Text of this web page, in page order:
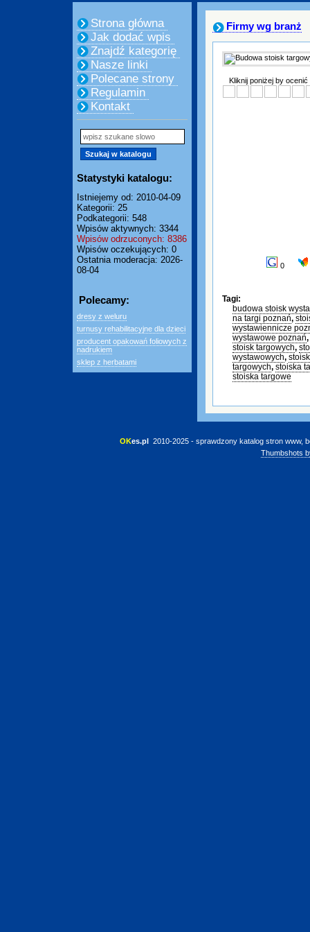
Strona główna
Jak dodać wpis
Znajdź kategorię
Nasze linki
Polecane strony
Regulamin
Kontakt
Statystyki katalogu:
Istniejemy od: 2010-04-09
Kategorii: 25
Podkategorii: 548
Wpisów aktywnych: 3344
Wpisów odrzuconych: 8386
Wpisów oczekujących: 0
Ostatnia moderacja: 2026-
08-04
Polecamy:
dresy z weluru
turnusy rehabilitacyjne dla dzieci
producent opakowań foliowych z
nadrukiem
sklep z herbatami
Firmy wg branż
Kliknij poniżej by ocenić
0
Tagi:
budowa stoisk
na targi poznań,
wystawiennicze
wystawowe poznań,
stoisk targowych,
wystawowych,
targowych, stoiska
stoiska targowe
OKes.pl 2010-2025 - sprawdzony katalog stron www,
Thumbshots